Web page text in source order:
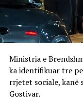
Ministria e
ka identifikuar tre
rrjetet sociale, kanë
Gostivar.